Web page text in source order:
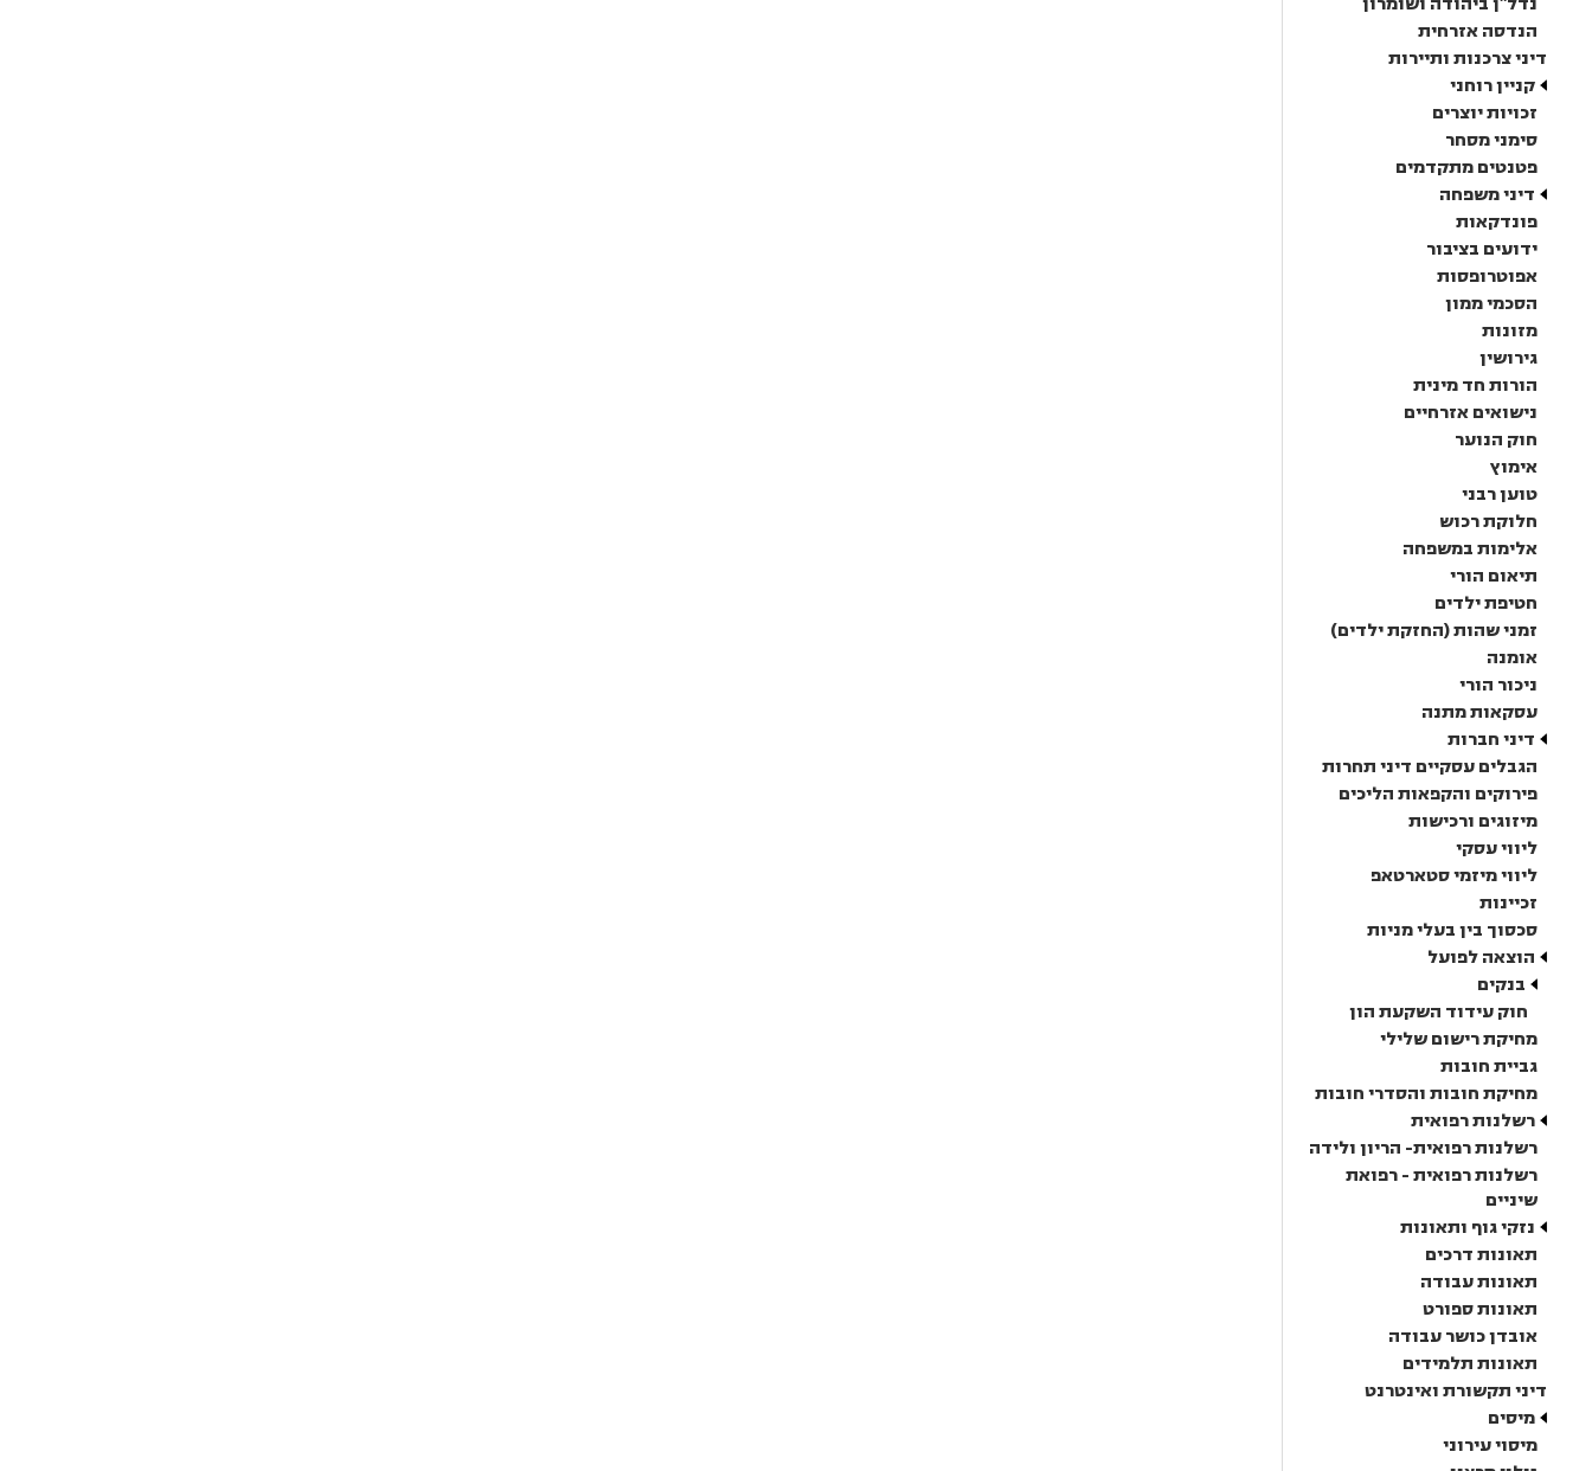
הנדסה אזרחית
דיני צרכנות ותיירות
קניין רוחני
זכויות יוצרים
סימני מסחר
פטנטים מתקדמים
דיני משפחה
פונדקאות
ידועים בציבור
אפוטרופסות
הסכמי ממון
מזונות
גירושין
הורות חד מינית
נישואים אזרחיים
חוק הנוער
אימוץ
טוען רבני
חלוקת רכוש
אלימות במשפחה
תיאום הורי
חטיפת ילדים
זמני שהות (החזקת ילדים)
אומנה
ניכור הורי
עסקאות מתנה
דיני חברות
הגבלים עסקיים דיני תחרות
פירוקים והקפאות הליכים
מיזוגים ורכישות
ליווי עסקי
ליווי מיזמי סטארטאפ
זכיינות
סכסוך בין בעלי מניות
הוצאה לפועל
בנקים
חוק עידוד השקעת הון
מחיקת רישום שלילי
גביית חובות
מחיקת חובות והסדרי חובות
רשלנות רפואית
רשלנות רפואית- הריון ולידה
רשלנות רפואית - רפואת
שיניים
נזקי גוף ותאונות
תאונות דרכים
תאונות עבודה
תאונות ספורט
אובדן כושר עבודה
תאונות תלמידים
דיני תקשורת ואינטרנט
מיסים
מיסוי עירוני